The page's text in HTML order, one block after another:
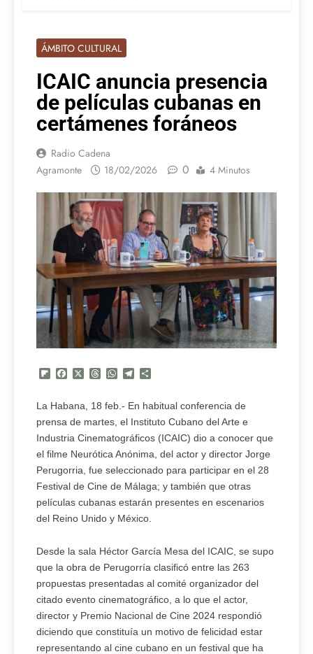
ÁMBITO CULTURAL
ICAIC anuncia presencia
de películas cubanas en
certámenes foráneos
Radio Cadena
Agramonte
18/02/2026 0 4 Minutos
Flipboard
Facebook
X Threads
WhatsApp
Telegram
La Habana, 18 feb.- En habitual conferencia de
prensa de martes, el Instituto Cubano del Arte e
Industria Cinematográficos (ICAIC) dio a conocer que
el filme Neurótica Anónima, del actor y director Jorge
Perugorria, fue seleccionado para participar en el 28
Festival de Cine de Málaga; y también que otras
películas cubanas estarán presentes en escenarios
del Reino Unido y México.
Desde la sala Héctor García Mesa del ICAIC, se supo
que la obra de Perugorría clasificó entre las 263
propuestas presentadas al comité organizador del
citado evento cinematográfico, a lo que el actor,
director y Premio Nacional de Cine 2024 respondió
diciendo que constituía un motivo de felicidad estar
representando al cine cubano en un festival que ha